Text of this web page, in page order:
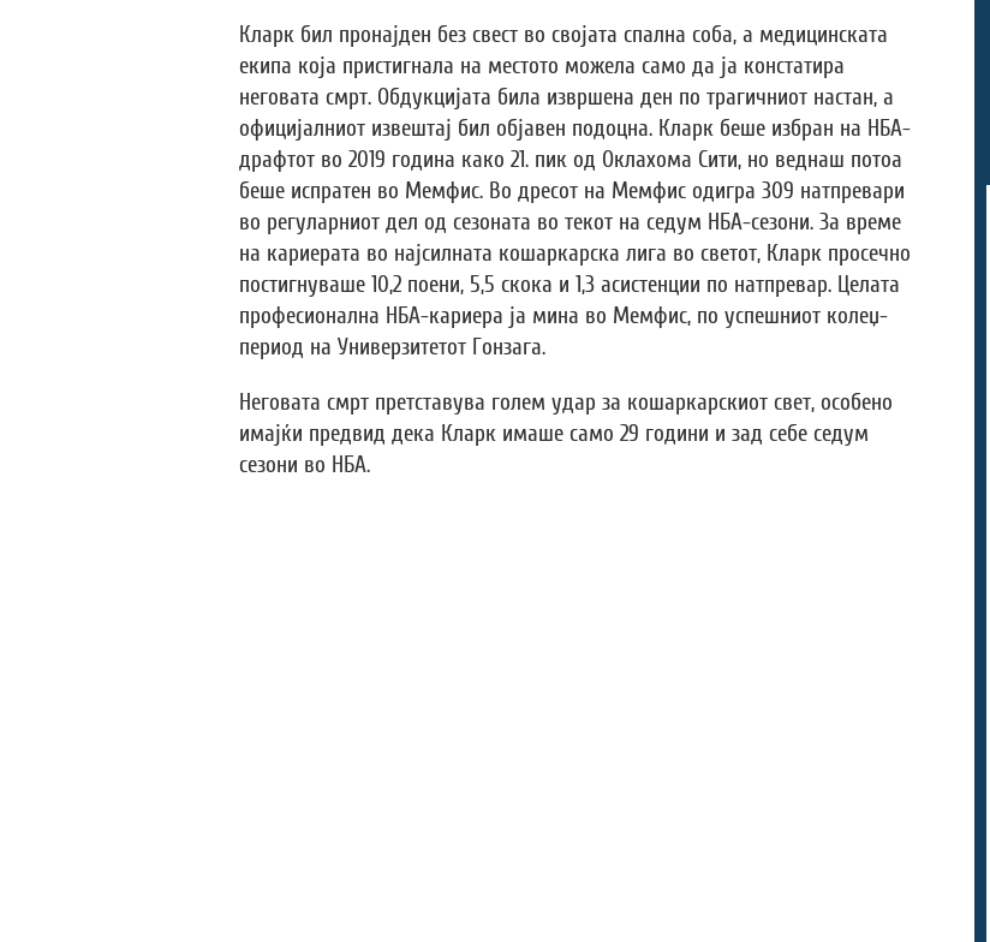
Кларк бил пронајден без свест во својата спална соба, а медицинската
екипа која пристигнала на местото можела само да ја констатира
неговата смрт. Обдукцијата била извршена ден по трагичниот настан, а
официјалниот извештај бил објавен подоцна. Кларк беше избран на НБА-
драфтот во 2019 година како 21. пик од Оклахома Сити, но веднаш потоа
беше испратен во Мемфис. Во дресот на Мемфис одигра 309 натпревари
во регуларниот дел од сезоната во текот на седум НБА-сезони. За време
на кариерата во најсилната кошаркарска лига во светот, Кларк просечно
постигнуваше 10,2 поени, 5,5 скока и 1,3 асистенции по натпревар. Целата
професионална НБА-кариера ја мина во Мемфис, по успешниот колеџ-
период на Универзитетот Гонзага.
Неговата смрт претставува голем удар за кошаркарскиот свет, особено
имајќи предвид дека Кларк имаше само 29 години и зад себе седум
сезони во НБА.